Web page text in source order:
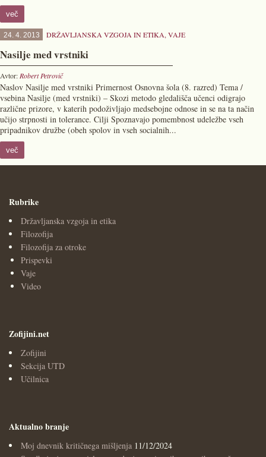
več
24. 4. 2013 DRŽAVLJANSKA VZGOJA IN ETIKA, VAJE
Nasilje med vrstniki
Avtor: Robert Petrovič
Naslov Nasilje med vrstniki Primernost Osnovna šola (8. razred) Tema /
vsebina Nasilje (med vrstniki) – Skozi metodo gledališča učenci odigrajo
različne prizore, v katerih podoživljajo medsebojne odnose in se na ta način
učijo strpnosti in tolerance. Cilji Spoznavajo pomembnost udeležbe vseh
pripadnikov družbe (obeh spolov in vseh socialnih...
več
Rubrike
Državljanska vzgoja in etika
Filozofija
Filozofija za otroke
Prispevki
Vaje
Video
Zofijini.net
Zofijini
Sekcija UTD
Učilnica
Aktualno branje
Moj dnevnik kritičnega mišljenja 11/12/2024